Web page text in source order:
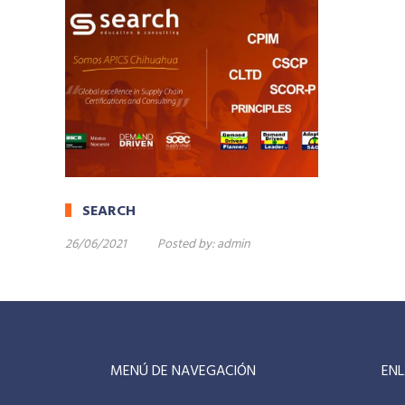
SEARCH
26/06/2021 Posted by:admin
MENÚ DE NAVEGACIÓN